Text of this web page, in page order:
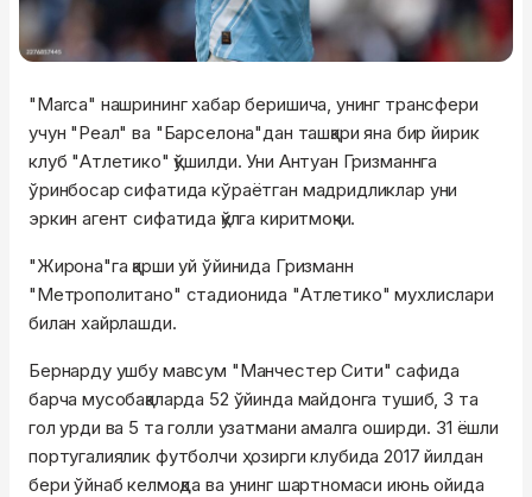
"Marca" нашрининг хабар беришича, унинг трансфери
учун "Реал" ва "Барселона"дан ташқари яна бир йирик
клуб "Атлетико" қўшилди. Уни Антуан Гризманнга
ўринбосар сифатида кўраётган мадридликлар уни
эркин агент сифатида қўлга киритмоқчи.
"Жирона"га қарши уй ўйинида Гризманн
"Метрополитано" стадионида "Атлетико" мухлислари
билан хайрлашди.
Бернарду ушбу мавсум "Манчестер Сити" сафида
барча мусобақаларда 52 ўйинда майдонга тушиб, 3 та
гол урди ва 5 та голли узатмани амалга оширди. 31 ёшли
португалиялик футболчи ҳозирги клубида 2017 йилдан
бери ўйнаб келмоқда ва унинг шартномаси июнь ойида